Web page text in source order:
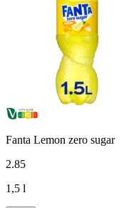
Fanta Lemon zero sugar
2.85
1,5 l